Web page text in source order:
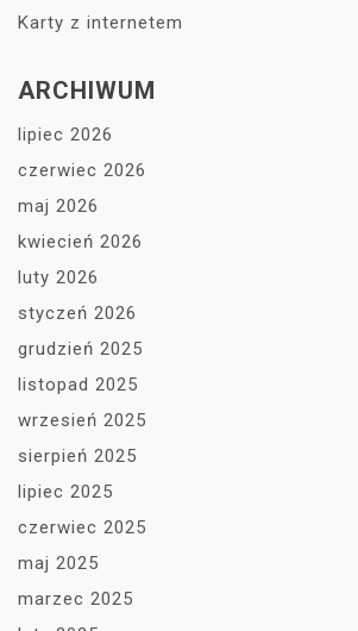
Karty z internetem
ARCHIWUM
lipiec 2026
czerwiec 2026
maj 2026
kwiecień 2026
luty 2026
styczeń 2026
grudzień 2025
listopad 2025
wrzesień 2025
sierpień 2025
lipiec 2025
czerwiec 2025
maj 2025
marzec 2025